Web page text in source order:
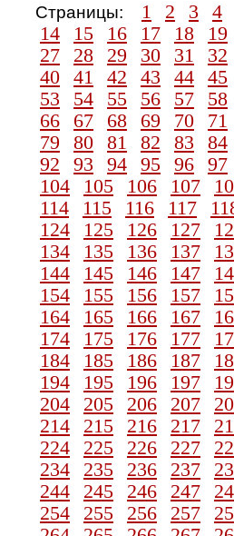
Страницы: 1 2 3
4
14
15 16 17 18
19
27
28 29 30 31
32
40
41 42 43 44
45
53
54 55 56 57
58
66
67 68 69 70
71
79
80 81 82 83
84
92
93 94 95 96
97
104
105 106 107
114
115 116 117
124
125 126 127
134
135 136 137
144
145 146 147
154
155 156 157
164
165 166 167
174
175 176 177
184
185 186 187
194
195 196 197
204
205 206 207
214
215 216 217
224
225 226 227
234
235 236 237
244
245 246 247
254
255 256 257